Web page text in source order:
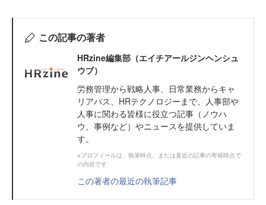
この記事の著者
HRzine編集部（エイチアールジンヘンシュ
ウブ）
労務管理から戦略人事、日常業務からキャ
リアパス、HRテクノロジーまで、人事部や
人事に関わる皆様に役立つ記事（ノウハ
ウ、事例など）やニュースを提供していま
す。
※プロフィールは、執筆時点、または直近の記事の寄稿時点で
の内容です
この著者の最近の執筆記事